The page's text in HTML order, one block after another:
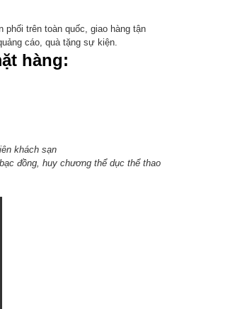
trên toàn quốc, giao hàng tận
cáo, quà tặng sự kiện.
hàng:
khách sạn
đồng, huy chương thể dục thể thao